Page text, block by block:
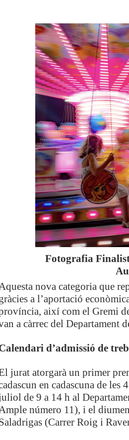
Fotografia
nova categoria que
a l’aportació
així com el Gremi
a càrrec del Departament
d’admissió de
jurat atorgarà un primer
en cadascuna de les
de 9 a 14 h al
número 11), i el
(Carrer Roig i